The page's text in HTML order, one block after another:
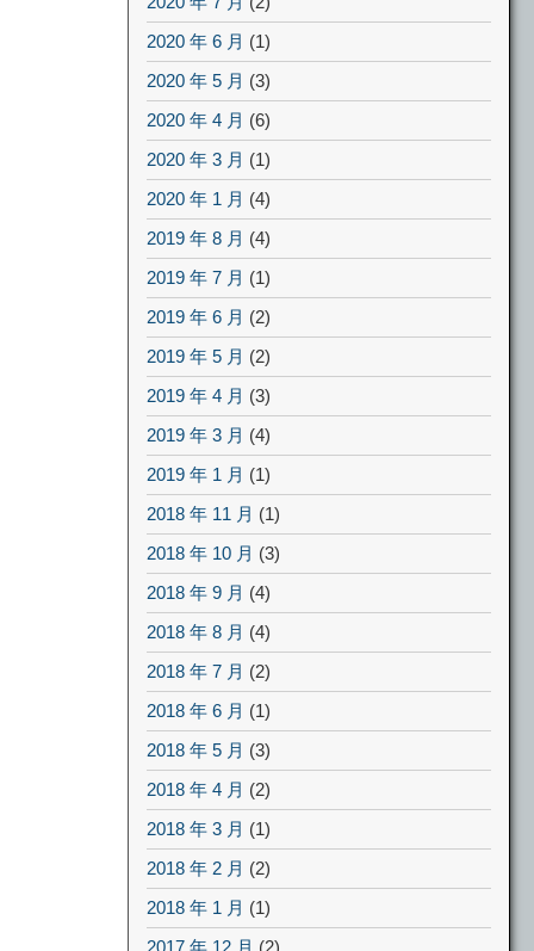
2020 年 6 月 (1)
2020 年 5 月 (3)
2020 年 4 月 (6)
2020 年 3 月 (1)
2020 年 1 月 (4)
2019 年 8 月 (4)
2019 年 7 月 (1)
2019 年 6 月 (2)
2019 年 5 月 (2)
2019 年 4 月 (3)
2019 年 3 月 (4)
2019 年 1 月 (1)
2018 年 11 月 (1)
2018 年 10 月 (3)
2018 年 9 月 (4)
2018 年 8 月 (4)
2018 年 7 月 (2)
2018 年 6 月 (1)
2018 年 5 月 (3)
2018 年 4 月 (2)
2018 年 3 月 (1)
2018 年 2 月 (2)
2018 年 1 月 (1)
2017 年 12 月 (2)